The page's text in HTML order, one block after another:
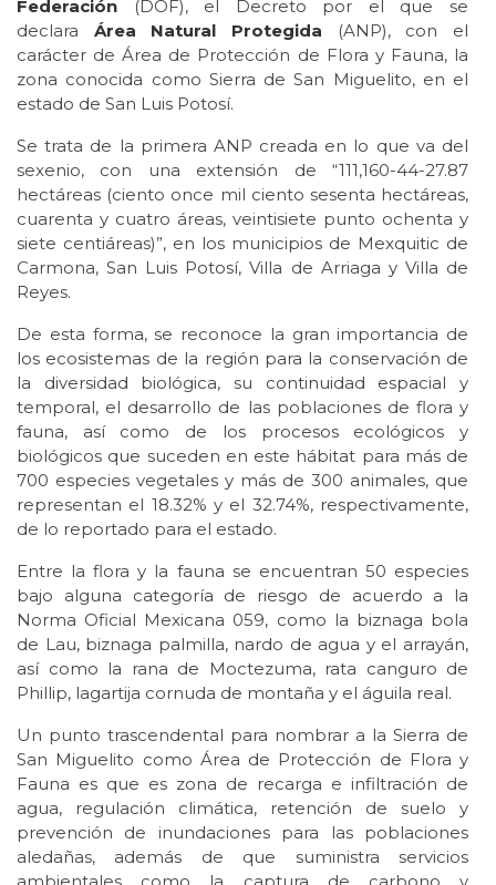
Federación (DOF), el Decreto por el que se
declara Área Natural Protegida (ANP), con el
carácter de Área de Protección de Flora y Fauna, la
zona conocida como Sierra de San Miguelito, en el
estado de San Luis Potosí.
Se trata de la primera ANP creada en lo que va del
sexenio, con una extensión de “111,160-44-27.87
hectáreas (ciento once mil ciento sesenta hectáreas,
cuarenta y cuatro áreas, veintisiete punto ochenta y
siete centiáreas)”, en los municipios de Mexquitic de
Carmona, San Luis Potosí, Villa de Arriaga y Villa de
Reyes.
De esta forma, se reconoce la gran importancia de
los ecosistemas de la región para la conservación de
la diversidad biológica, su continuidad espacial y
temporal, el desarrollo de las poblaciones de flora y
fauna, así como de los procesos ecológicos y
biológicos que suceden en este hábitat para más de
700 especies vegetales y más de 300 animales, que
representan el 18.32% y el 32.74%, respectivamente,
de lo reportado para el estado.
Entre la flora y la fauna se encuentran 50 especies
bajo alguna categoría de riesgo de acuerdo a la
Norma Oficial Mexicana 059, como la biznaga bola
de Lau, biznaga palmilla, nardo de agua y el arrayán,
así como la rana de Moctezuma, rata canguro de
Phillip, lagartija cornuda de montaña y el águila real.
Un punto trascendental para nombrar a la Sierra de
San Miguelito como Área de Protección de Flora y
Fauna es que es zona de recarga e infiltración de
agua, regulación climática, retención de suelo y
prevención de inundaciones para las poblaciones
aledañas, además de que suministra servicios